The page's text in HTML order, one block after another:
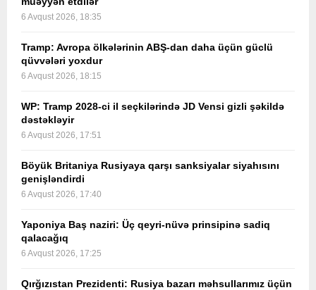
6 Avqust 2026, 18:35
Tramp: Avropa ölkələrinin ABŞ-dan daha üçün güclü
qüvvələri yoxdur
6 Avqust 2026, 18:15
WP: Tramp 2028-ci il seçkilərində JD Vensi gizli şəkildə
dəstəkləyir
6 Avqust 2026, 17:51
Böyük Britaniya Rusiyaya qarşı sanksiyalar siyahısını
genişləndirdi
6 Avqust 2026, 17:40
Yaponiya Baş naziri: Üç qeyri-nüvə prinsipinə sadiq
qalacağıq
6 Avqust 2026, 17:25
Qırğızıstan Prezidenti: Rusiya bazarı məhsullarımız üçün